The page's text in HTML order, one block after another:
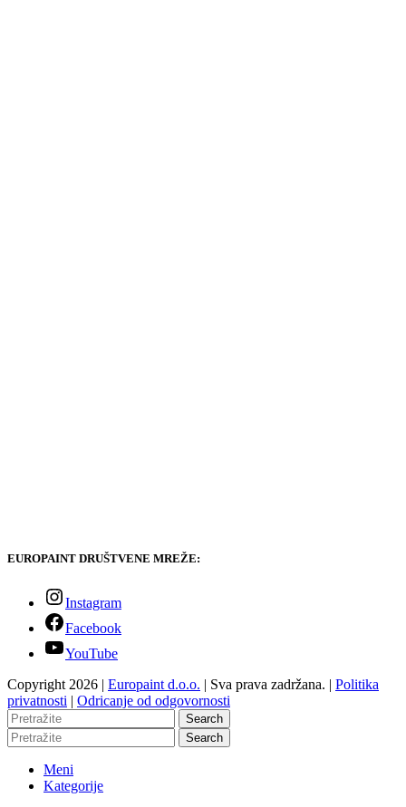
EUROPAINT DRUŠTVENE MREŽE:
Instagram
Facebook
YouTube
Copyright 2026 | Europaint d.o.o. | Sva prava zadržana. | Politika
privatnosti | Odricanje od odgovornosti
Search
Search
Meni
Kategorije